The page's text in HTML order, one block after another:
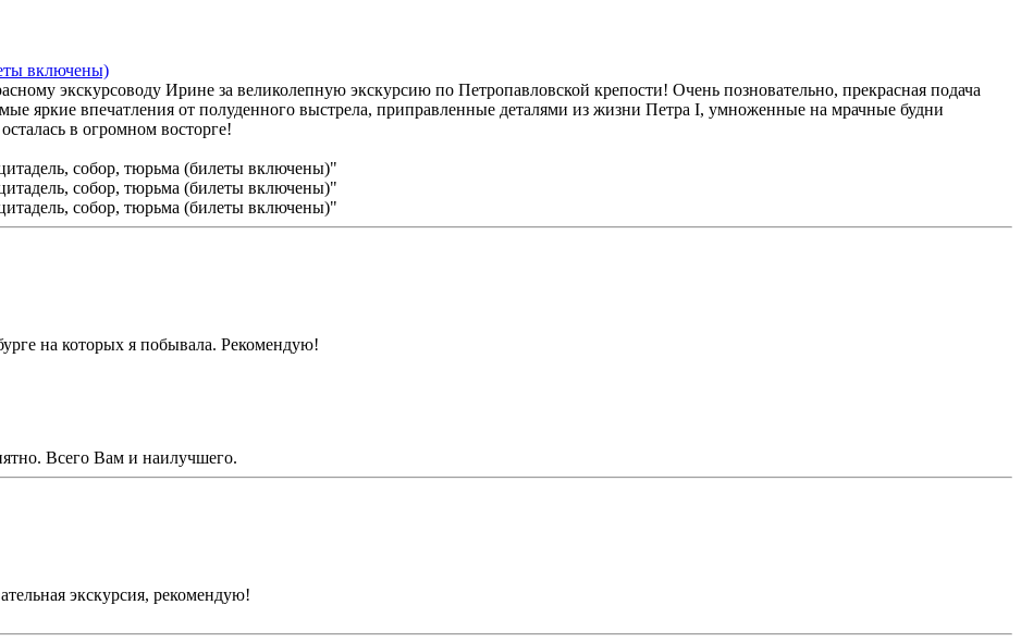
включены)
экскурсоводу Ирине за великолепную экскурсию по Петропавловской крепости! Очень позновательно, прекрасная подача
яркие впечатления от полуденного выстрела, приправленные деталями из жизни Петра I, умноженные на мрачные будни
в огромном восторге!
на которых я побывала. Рекомендую!
Всего Вам и наилучшего.
экскурсия, рекомендую!